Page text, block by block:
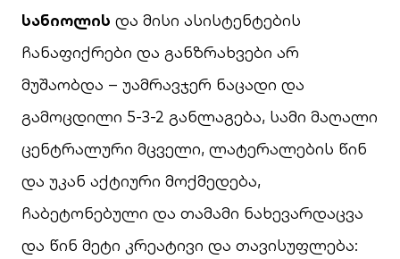
სანიოლის და მისი ასისტენტების
ჩანაფიქრები და განზრახვები არ
მუშაობდა – უამრავჯერ ნაცადი და
გამოცდილი 5-3-2 განლაგება, სამი მაღალი
ცენტრალური მცველი, ლატერალების წინ
და უკან აქტიური მოქმედება,
ჩაბეტონებული და თამამი ნახევარდაცვა
და წინ მეტი კრეატივი და თავისუფლება: